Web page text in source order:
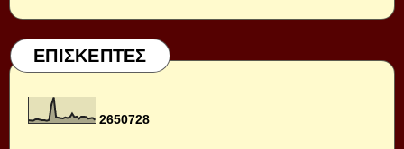
ΕΠΙΣΚΕΠΤΕΣ
2650728